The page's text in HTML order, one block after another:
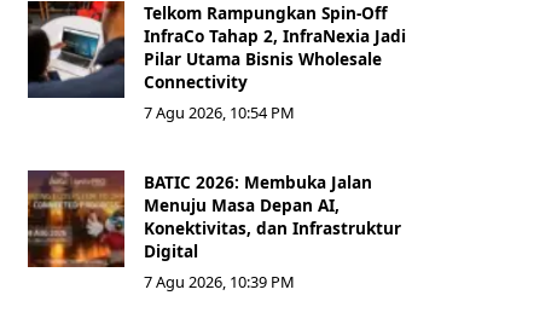
Telkom Rampungkan Spin-Off
InfraCo Tahap 2, InfraNexia Jadi
Pilar Utama Bisnis Wholesale
Connectivity
7 Agu 2026, 10:54 PM
BATIC 2026: Membuka Jalan
Menuju Masa Depan AI,
Konektivitas, dan Infrastruktur
Digital
7 Agu 2026, 10:39 PM